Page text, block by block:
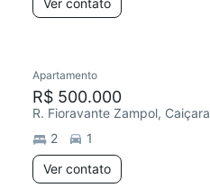
Ver contato
Apartamento
R$ 500.000
R. Fioravante Zampol, Caiçara
2
1
Ver contato